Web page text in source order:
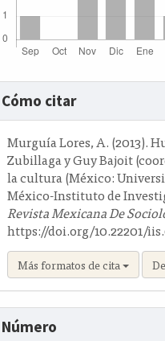
artículo
Cómo citar
Murguía Lores, A. (2013).
Zubillaga y Guy Bajoit
la cultura (México:
México-Instituto de
Revista Mexicana De
https://doi.org/10.22201/
Más formatos de cita
Número